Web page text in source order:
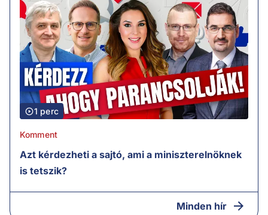
1 perc
Komment
Azt kérdezheti a sajtó, ami a miniszterelnöknek
is tetszik?
Minden hír